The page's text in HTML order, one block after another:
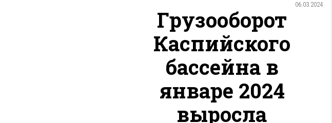
06.03.2024
Грузооборот
Каспийского
бассейна в
январе 2024
выросла